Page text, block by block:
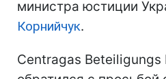
министра юстиции
Корнийчук.
Centragas Beteiligungs